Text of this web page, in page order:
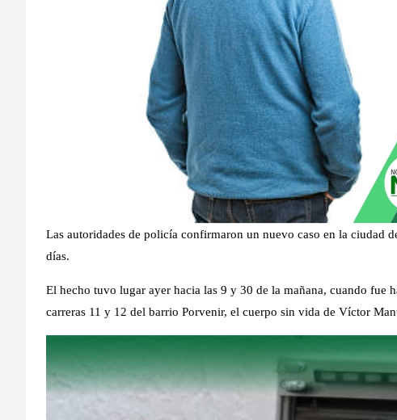
Las autoridades de policía confirmaron un nuevo caso en la ciudad
días.
El hecho tuvo lugar ayer hacia las 9 y 30 de la mañana, cuando fue
carreras 11 y 12 del barrio Porvenir, el cuerpo sin vida de Víctor